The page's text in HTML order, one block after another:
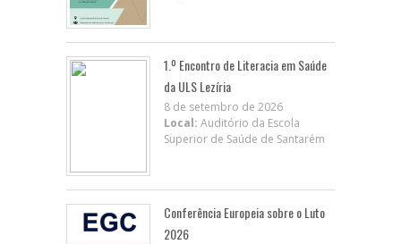
1.º Encontro de Literacia em Saúde
da ULS Lezíria
8 de setembro de 2026
Local: Auditório da Escola
Superior de Saúde de Santarém
Conferência Europeia sobre o Luto
2026